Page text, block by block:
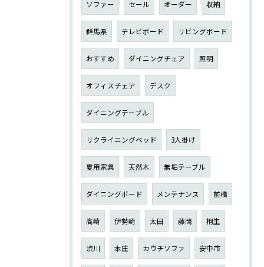
ソファー セール オーダー 収納
群馬県 テレビボード リビングボード
おすすめ ダイニングチェア 照明
オフィスチェア デスク
ダイニングテーブル
リクライニングベッド 3人掛け
夏用家具 天然木 無垢テーブル
ダイニングボード メンテナンス 前橋
高崎 伊勢崎 太田 藤岡 桐生
渋川 本庄 カウチソファ 安中市